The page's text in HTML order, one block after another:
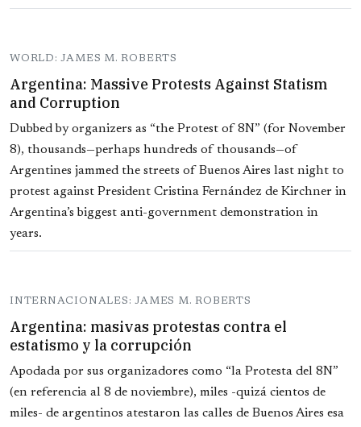
WORLD: JAMES M. ROBERTS
Argentina: Massive Protests Against Statism
and Corruption
Dubbed by organizers as “the Protest of 8N” (for November
8), thousands—perhaps hundreds of thousands—of
Argentines jammed the streets of Buenos Aires last night to
protest against President Cristina Fernández de Kirchner in
Argentina’s biggest anti-government demonstration in
years.
INTERNACIONALES: JAMES M. ROBERTS
Argentina: masivas protestas contra el
estatismo y la corrupción
Apodada por sus organizadores como “la Protesta del 8N”
(en referencia al 8 de noviembre), miles -quizá cientos de
miles- de argentinos atestaron las calles de Buenos Aires esa